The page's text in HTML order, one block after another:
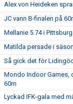
Alex von Heideken
JC vann B-finalen på
Mellanie 5.74 i Pittsburg
Matilda persade i
Så gick det för
Mondo Indoor Games,
60m
Lyckad IFK-gala med